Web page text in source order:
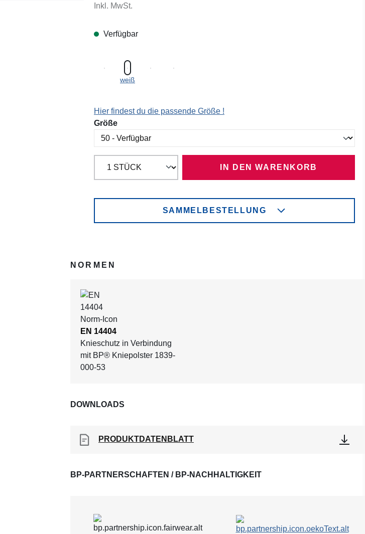
Inkl. MwSt.
Verfügbar
weiß
Hier findest du die passende Größe !
Größeauswählen
IN DEN WARENKORB
SAMMELBESTELLUNG
NORMEN
EN 14404
Knieschutz in Verbindung
mit BP® Kniepolster 1839-
000-53
DOWNLOADS
PRODUKTDATENBLATT
BP-PARTNERSCHAFTEN / BP-NACHHALTIGKEIT